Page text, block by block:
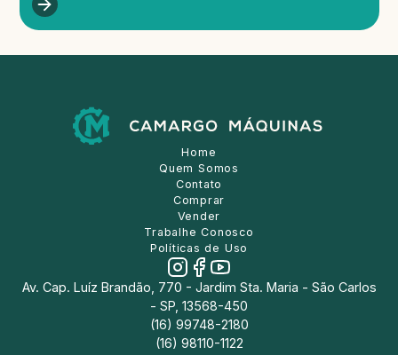
Home
Quem Somos
Contato
Comprar
Vender
Trabalhe Conosco
Políticas de Uso
Av. Cap. Luíz Brandão, 770 - Jardim Sta. Maria - São Carlos
- SP, 13568-450
(16) 99748-2180
(16) 98110-1122